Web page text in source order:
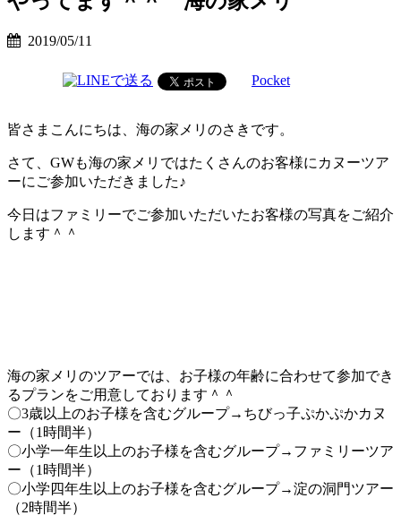
2019/05/11
Pocket
皆さまこんにちは、海の家メリのさきです。
さて、GWも海の家メリではたくさんのお客様にカヌーツア
ーにご参加いただきました♪
今日はファミリーでご参加いただいたお客様の写真をご紹介
します＾＾
海の家メリのツアーでは、お子様の年齢に合わせて参加でき
るプランをご用意しております＾＾
〇3歳以上のお子様を含むグループ→ちびっ子ぷかぷかカヌ
ー（1時間半）
〇小学一年生以上のお子様を含むグループ→ファミリーツア
ー（1時間半）
〇小学四年生以上のお子様を含むグループ→淀の洞門ツアー
（2時間半）